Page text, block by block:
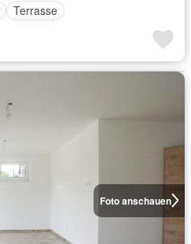
Terrasse
Foto anschauen